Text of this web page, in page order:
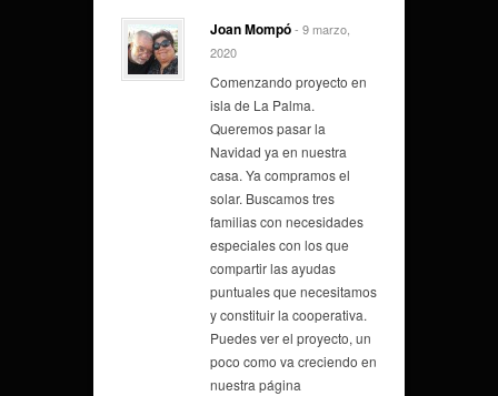
Joan Mompó- 9 marzo,
2020
Comenzando proyecto en
isla de La Palma.
Queremos pasar la
Navidad ya en nuestra
casa. Ya compramos el
solar. Buscamos tres
familias con necesidades
especiales con los que
compartir las ayudas
puntuales que necesitamos
y constituir la cooperativa.
Puedes ver el proyecto, un
poco como va creciendo en
nuestra página